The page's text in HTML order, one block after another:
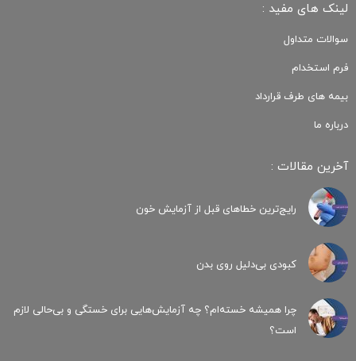
لینک های مفید :
سوالات متداول
فرم استخدام
بیمه های طرف قرارداد
درباره ما
آخرین مقالات :
رایج‌ترین خطاهای قبل از آزمایش خون
کبودی‌ بی‌دلیل روی بدن
چرا همیشه خسته‌ام؟ چه آزمایش‌هایی برای خستگی و بی‌حالی لازم
است؟